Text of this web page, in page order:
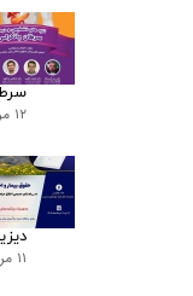
۱۲ مرداد ۰۵
۱۱ مرداد ۰۵